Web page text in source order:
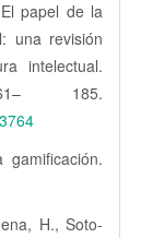
papel de la
una revisión
intelectual.
185.
H., Soto-